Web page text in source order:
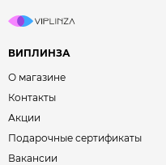
ВИПЛИНЗА
О магазине
Контакты
Акции
Подарочные сертификаты
Вакансии